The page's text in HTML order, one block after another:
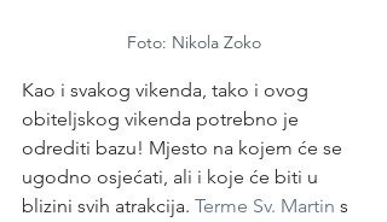
Foto: Nikola Zoko
Kao i svakog vikenda, tako i ovog
obiteljskog vikenda potrebno je
odrediti bazu! Mjesto na kojem će se
ugodno osjećati, ali i koje će biti u
blizini svih atrakcija. Terme Sv. Martin s